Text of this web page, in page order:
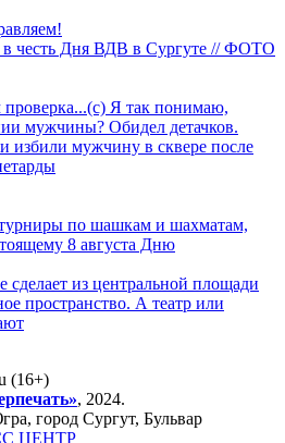
честь Дня ВДВ в Сургуте // ФОТО
проверка...(с) Я так понимаю,
мужчины? Обидел детачков.
избили мужчину в сквере после
турниры по шашкам и шахматам,
8 августа Дню
сделает из центральной площади
пространство. А театр или
(16+)
, 2024.
, город Сургут, Бульвар
ЦЕНТР